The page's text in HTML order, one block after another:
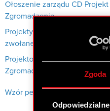
Zgoda
Ołoszenie zarządu CD
Zgromadzenia
Projekty uchwał
zwołanego na dzień 16
Projektowane zmiany w
Zgromadzeniu CDPR S.A.
Wzór pełnomocnictwa i